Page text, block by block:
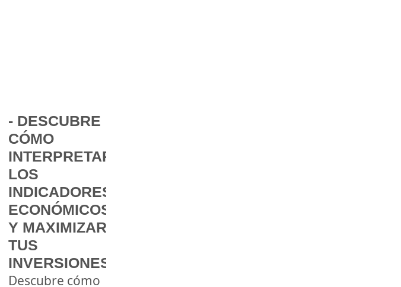
- DESCUBRE
CÓMO
INTERPRETAR
LOS
INDICADORES
ECONÓMICOS
Y MAXIMIZAR
TUS
INVERSIONES
Descubre cómo